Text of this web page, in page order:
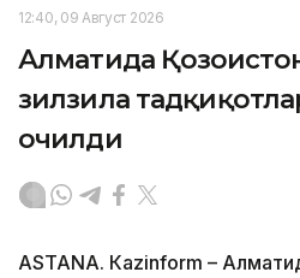
12:40, 09 Август 2026
Алматида
зилзила
очилди
ASTANА. Кazinform –